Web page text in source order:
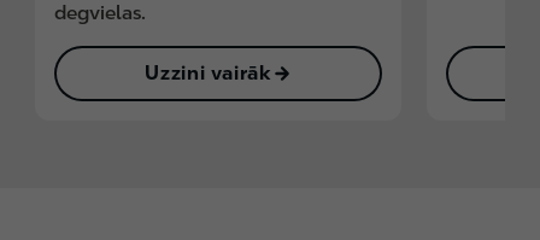
degvielas.
Uzzini vairāk